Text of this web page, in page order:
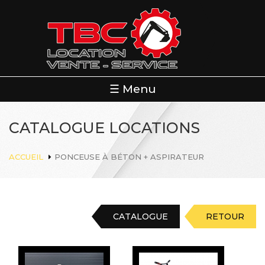
☰ Menu
CATALOGUE LOCATIONS
ACCUEIL PONCEUSE À BÉTON + ASPIRATEUR
CATALOGUE RETOUR